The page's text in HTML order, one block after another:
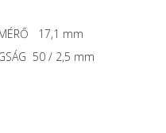
17,1 mm
50 / 2,5 mm